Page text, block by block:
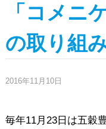
「コメニ
の取り組
2016年11月10日
毎年11月23日は五穀